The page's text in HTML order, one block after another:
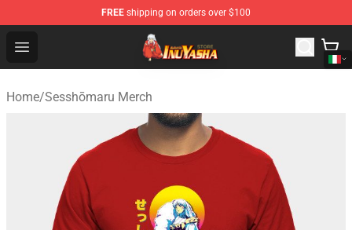
FREE shipping on orders over $100
Open menu
Inuyasha Store - Official Inuyasha Merchandise Shop
Home/Sesshōmaru Merch